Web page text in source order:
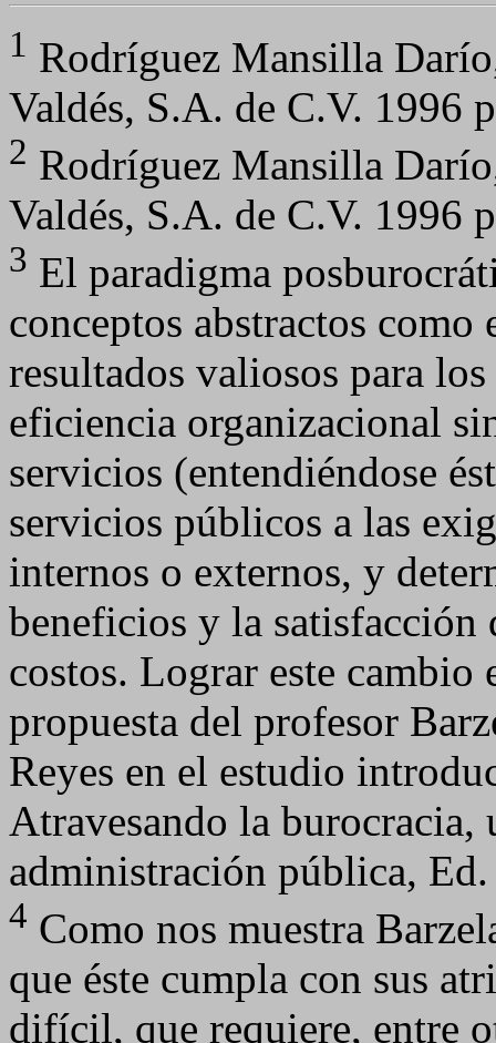
1 Rodríguez Mansilla
Valdés, S.A. de C.V. 1996
2 Rodríguez Mansilla
Valdés, S.A. de C.V. 1996
3 El paradigma
conceptos abstractos
resultados valiosos para
eficiencia organizacional
servicios (entendiéndose
servicios públicos a las
internos o externos, y
beneficios y la satisfacción
costos. Lograr este
propuesta del profesor
Reyes en el estudio
Atravesando la burocracia,
administración pública,
4 Como nos muestra
que éste cumpla con sus
difícil, que requiere, entre